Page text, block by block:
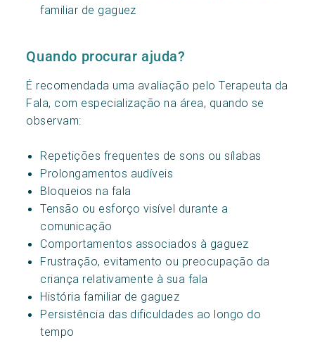
familiar de gaguez
Quando procurar ajuda?
É recomendada uma avaliação pelo Terapeuta da
Fala, com especialização na área, quando se
observam:
Repetições frequentes de sons ou sílabas
Prolongamentos audíveis
Bloqueios na fala
Tensão ou esforço visível durante a
comunicação
Comportamentos associados à gaguez
Frustração, evitamento ou preocupação da
criança relativamente à sua fala
História familiar de gaguez
Persistência das dificuldades ao longo do
tempo